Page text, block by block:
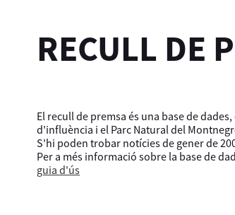
RECULL DE
El recull de premsa és una base de
d'influència i el Parc Natural del
S'hi poden trobar notícies de gener de
Per a més informació sobre la base de
guia d'ús